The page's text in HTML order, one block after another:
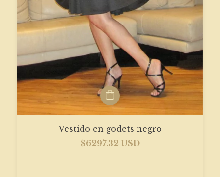
Vestido en godets negro
$6297.32 USD